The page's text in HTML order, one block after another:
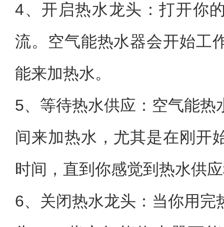
4、开启热水龙头：打开你
流。空气能热水器会开始工
能来加热水。
5、等待热水供应：空气能热
间来加热水，尤其是在刚开
时间，直到你感觉到热水供
6、关闭热水龙头：当你用完